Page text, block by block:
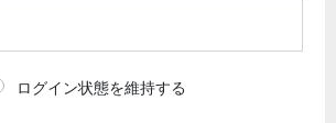
ログイン状態を維持する